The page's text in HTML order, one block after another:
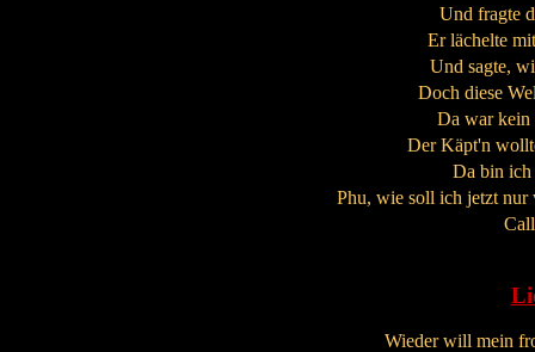
Und fragte
Er lächelte
Und sagte,
Doch diese
Da war kein
Der Käpt'n
Da bin ich
Phu, wie soll ich jetzt nur
Wieder will mein